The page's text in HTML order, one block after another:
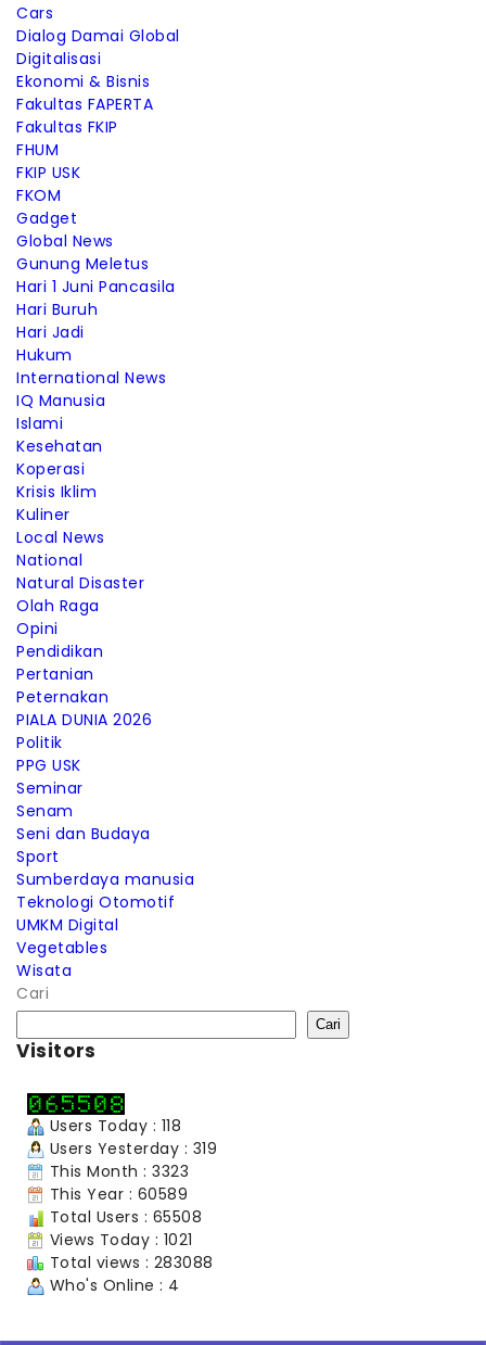
Cars
Dialog Damai Global
Digitalisasi
Ekonomi & Bisnis
Fakultas FAPERTA
Fakultas FKIP
FHUM
FKIP USK
FKOM
Gadget
Global News
Gunung Meletus
Hari 1 Juni Pancasila
Hari Buruh
Hari Jadi
Hukum
International News
IQ Manusia
Islami
Kesehatan
Koperasi
Krisis Iklim
Kuliner
Local News
National
Natural Disaster
Olah Raga
Opini
Pendidikan
Pertanian
Peternakan
PIALA DUNIA 2026
Politik
PPG USK
Seminar
Senam
Seni dan Budaya
Sport
Sumberdaya manusia
Teknologi Otomotif
UMKM Digital
Vegetables
Wisata
Cari
Cari
Visitors
Users Today : 118
Users Yesterday : 319
This Month : 3323
This Year : 60589
Total Users : 65508
Views Today : 1021
Total views : 283088
Who's Online : 4